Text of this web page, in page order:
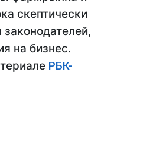
скептически
на бизнес.
РБК-